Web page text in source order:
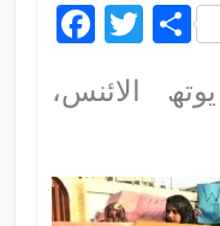
الائنس،